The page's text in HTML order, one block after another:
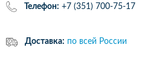
Телефон: +7 (351) 700-75-17
Доставка: по всей России